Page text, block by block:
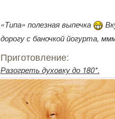
«Типа» полезная выпечка
дорогу с баночкой йогурта,
Приготовление:
Разогреть духовку до 180*.